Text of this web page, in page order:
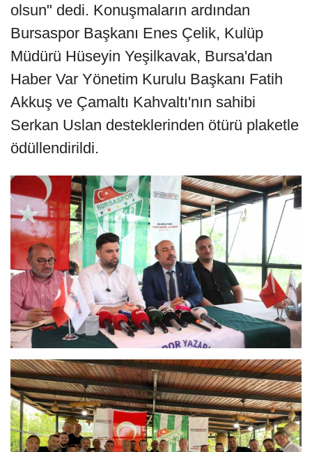
olsun" dedi. Konuşmaların ardından
Bursaspor Başkanı Enes Çelik, Kulüp
Müdürü Hüseyin Yeşilkavak, Bursa'dan
Haber Var Yönetim Kurulu Başkanı Fatih
Akkuş ve Çamaltı Kahvaltı'nın sahibi
Serkan Uslan desteklerinden ötürü plaketle
ödüllendirildi.